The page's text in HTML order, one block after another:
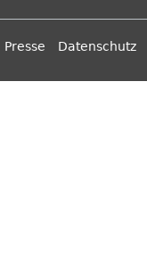
Presse Datenschutz